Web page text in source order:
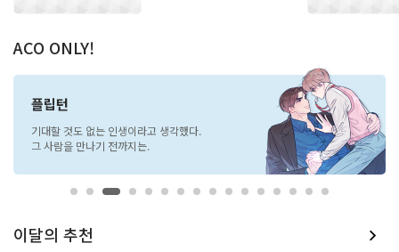
소
ACO ONLY!
플립턴
기대할 것도 없는 인생이라고 생각했다.
그 사람을 만나기 전까지는.
이달의 추천